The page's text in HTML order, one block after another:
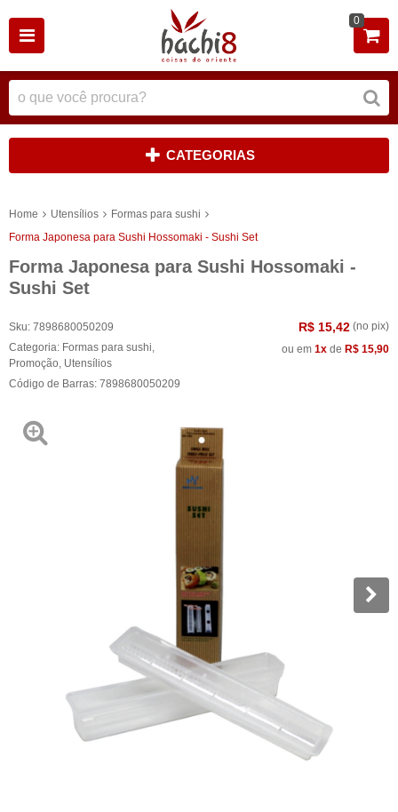
0
CATEGORIAS
Home Utensílios
Formas para sushi
Forma Japonesa para Sushi Hossomaki - Sushi Set
Forma Japonesa para Sushi Hossomaki -
Sushi Set
Sku: 7898680050209
Categoria: Formas para sushi
Promoção Utensílios
Código de Barras: 7898680050209
R$ 15,42 (no pix)
ou em 1x de R$ 15,90